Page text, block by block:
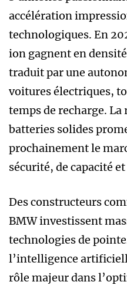
accélération
technologiques. En
ion gagnent en
traduit par une
voitures électriques,
temps de recharge. La
batteries solides
prochainement le
sécurité, de capacité
Des constructeurs
BMW investissent
technologies de
l’intelligence
rôle majeur dans